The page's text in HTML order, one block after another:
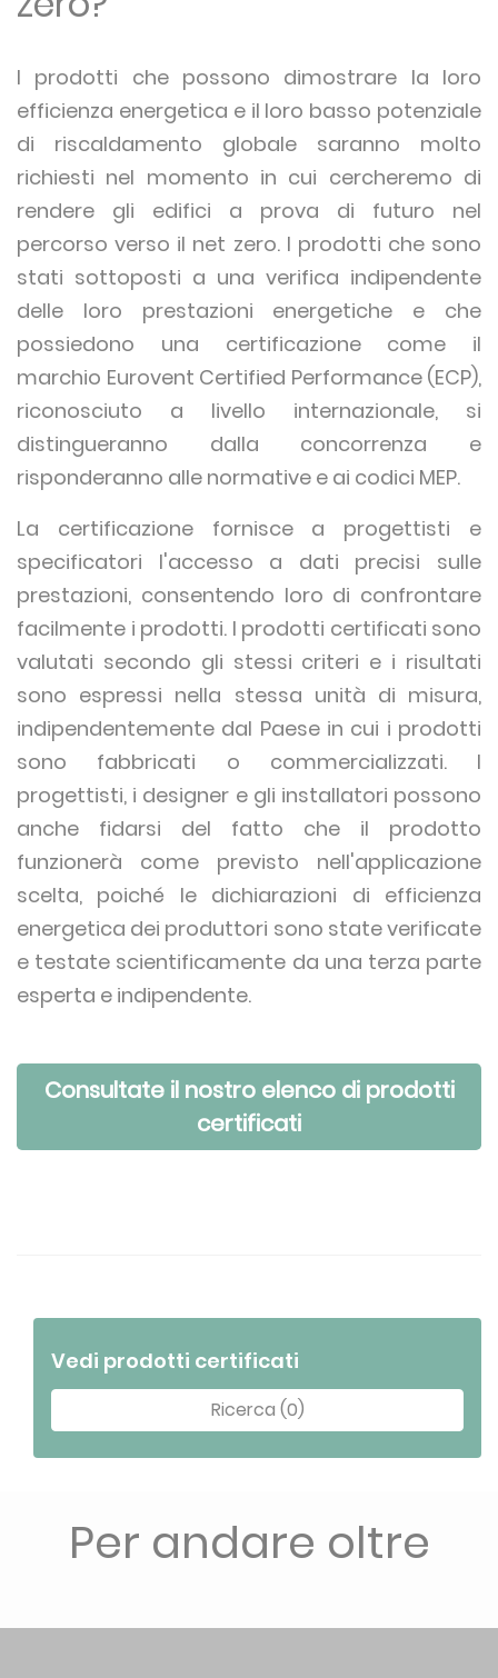
I prodotti che possono dimostrare la loro
efficienza energetica e il loro basso potenziale
di riscaldamento globale saranno molto
richiesti nel momento in cui cercheremo di
rendere gli edifici a prova di futuro nel
percorso verso il net zero. I prodotti che sono
stati sottoposti a una verifica indipendente
delle loro prestazioni energetiche e che
possiedono una certificazione come il
marchio Eurovent Certified Performance (ECP),
riconosciuto a livello internazionale, si
distingueranno dalla concorrenza e
risponderanno alle normative e ai codici MEP.
La certificazione fornisce a progettisti e
specificatori l'accesso a dati precisi sulle
prestazioni, consentendo loro di confrontare
facilmente i prodotti. I prodotti certificati sono
valutati secondo gli stessi criteri e i risultati
sono espressi nella stessa unità di misura,
indipendentemente dal Paese in cui i prodotti
sono fabbricati o commercializzati. I
progettisti, i designer e gli installatori possono
anche fidarsi del fatto che il prodotto
funzionerà come previsto nell'applicazione
scelta, poiché le dichiarazioni di efficienza
energetica dei produttori sono state verificate
e testate scientificamente da una terza parte
esperta e indipendente.
Consultate il nostro elenco di prodotti
certificati
Vedi prodotti certificati
Ricerca (0)
Per andare oltre